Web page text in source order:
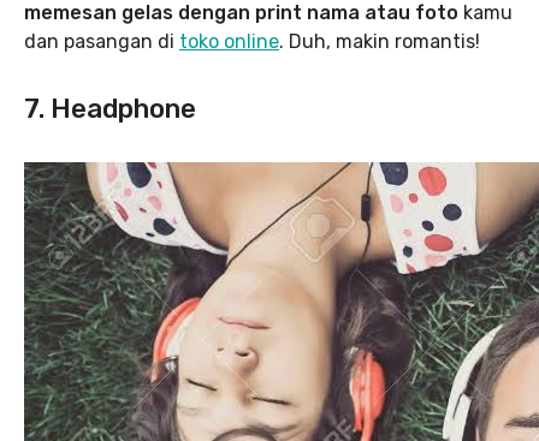
memesan gelas dengan print nama atau foto kamu
dan pasangan di toko online. Duh, makin romantis!
7. Headphone